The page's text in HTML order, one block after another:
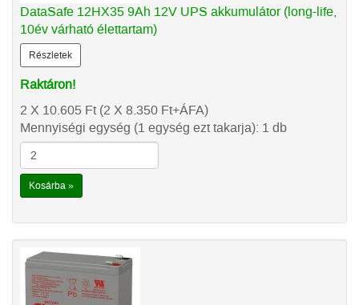
DataSafe 12HX35 9Ah 12V UPS akkumulátor (long-life,
10év várható élettartam)
Részletek
Raktáron!
2 X 10.605 Ft(2 X 8.350 Ft+ÁFA)
Mennyiségi egység (1 egység ezt takarja): 1 db
Kosárba »